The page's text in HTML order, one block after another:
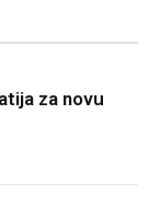
za novu